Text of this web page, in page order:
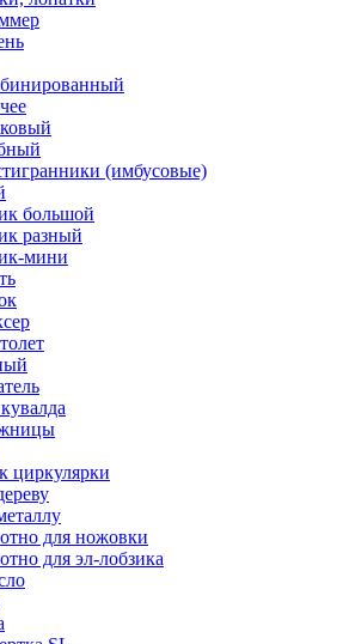
(имбусовые)
большой
разный
мини
циркулярки
для ножовки
для эл-лобзика